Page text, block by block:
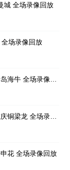
城 全场录像回放
场录像回放
花 全场录像回放